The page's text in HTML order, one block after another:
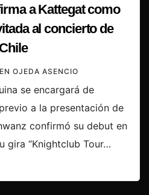
a Kattegat como
al concierto de
OJEDA ASENCIO
se encargará de
a la presentación de
confirmó su debut en
gira “Knightclub Tour…